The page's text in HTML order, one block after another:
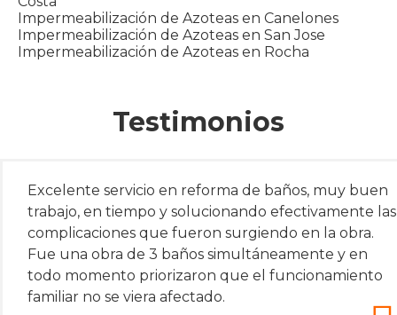
Impermeabilización de Azoteas en Canelones
Impermeabilización de Azoteas en San Jose
Impermeabilización de Azoteas en Rocha
Testimonios
Excelente servicio en reforma de baños, muy buen
trabajo, en tiempo y solucionando efectivamente las
complicaciones que fueron surgiendo en la obra.
Fue una obra de 3 baños simultáneamente y en
todo momento priorizaron que el funcionamiento
familiar no se viera afectado.